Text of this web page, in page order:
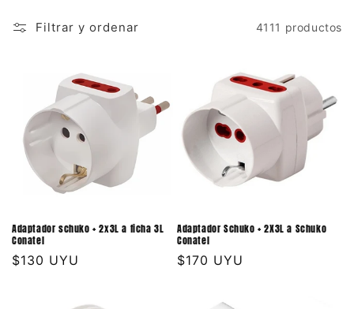
Filtrar y ordenar 4111 productos
Adaptador schuko + 2x3L a ficha 3L
Conatel
Precio
$130 UYU
Adaptador Schuko + 2X3L a Schuko
Conatel
Precio
$170 UYU